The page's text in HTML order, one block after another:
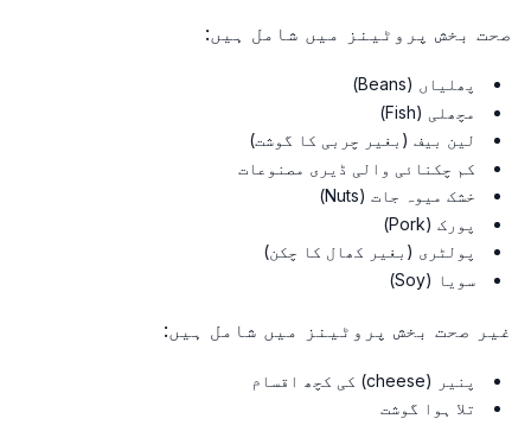
صحت بخش پروٹینز میں شامل ہیں:
پھلیاں (Beans)
مچھلی (Fish)
لین بیف (بغیر چربی کا گوشت)
کم چکنائی والی ڈیری مصنوعات
خشک میوہ جات (Nuts)
پورک (Pork)
پولٹری (بغیر کھال کا چکن)
سویا (Soy)
غیر صحت بخش پروٹینز میں شامل ہیں:
پنیر (cheese) کی کچھ اقسام
تلا ہوا گوشت